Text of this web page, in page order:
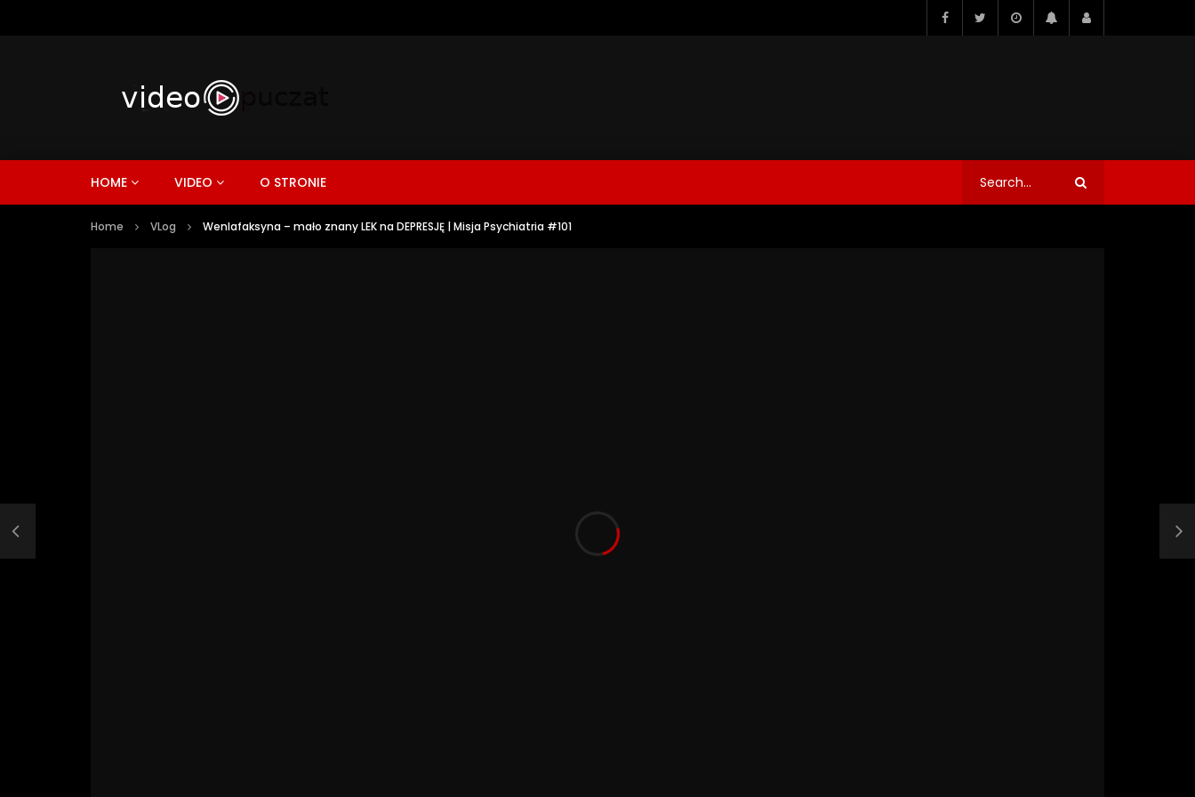
HOME VIDEO O STRONIE
Home VLog Wenlafaksyna – mało znany LEK na DEPRESJĘ | Misja Psychiatria #101